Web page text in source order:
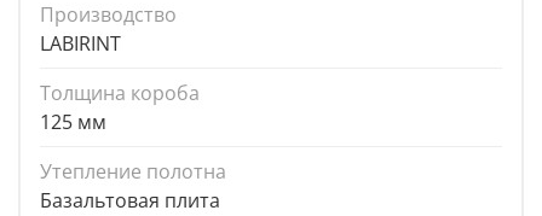
Производство
LABIRINT
Толщина короба
125 мм
Утепление полотна
Базальтовая плита